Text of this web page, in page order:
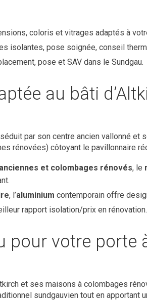
coloris et vitrages adaptés à
isolantes, pose soignée, conseil
pose et SAV dans le Sundgau.
au bâti
par son centre ancien vallonné et
rénovées) côtoyant le pavillonnaire
et colombages rénovés, le
, l’aluminium contemporain offre
rapport isolation/prix en rénovation.
pour votre porte
et ses maisons à colombages
sundgauvien tout en apportant